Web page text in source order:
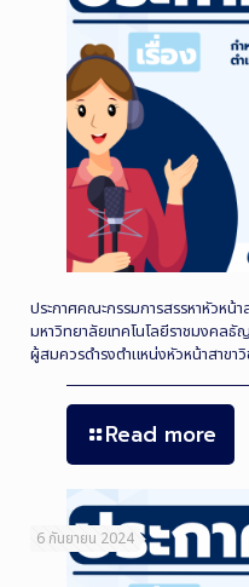
ประกาศคณะกรรมการสรรหาหัวหน้
มหาวิทยาลัยเทคโนโลยีราชมงคลธั
ผู้สมควรดำรงตำแหน่งหัวหน้าสาขา
Read more
6 กันยายน 2024